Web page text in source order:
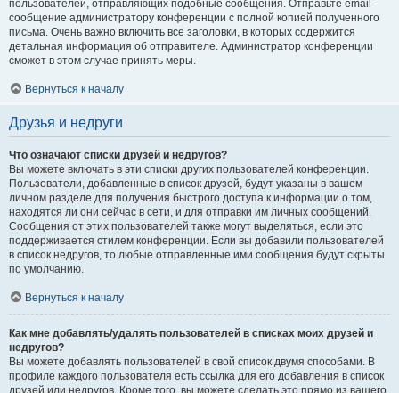
пользователей, отправляющих подобные сообщения. Отправьте email-
сообщение администратору конференции с полной копией полученного
письма. Очень важно включить все заголовки, в которых содержится
детальная информация об отправителе. Администратор конференции
сможет в этом случае принять меры.
Вернуться к началу
Друзья и недруги
Что означают списки друзей и недругов?
Вы можете включать в эти списки других пользователей конференции.
Пользователи, добавленные в список друзей, будут указаны в вашем
личном разделе для получения быстрого доступа к информации о том,
находятся ли они сейчас в сети, и для отправки им личных сообщений.
Сообщения от этих пользователей также могут выделяться, если это
поддерживается стилем конференции. Если вы добавили пользователей
в список недругов, то любые отправленные ими сообщения будут скрыты
по умолчанию.
Вернуться к началу
Как мне добавлять/удалять пользователей в списках моих друзей и
недругов?
Вы можете добавлять пользователей в свой список двумя способами. В
профиле каждого пользователя есть ссылка для его добавления в список
друзей или недругов. Кроме того, вы можете сделать это прямо из вашего